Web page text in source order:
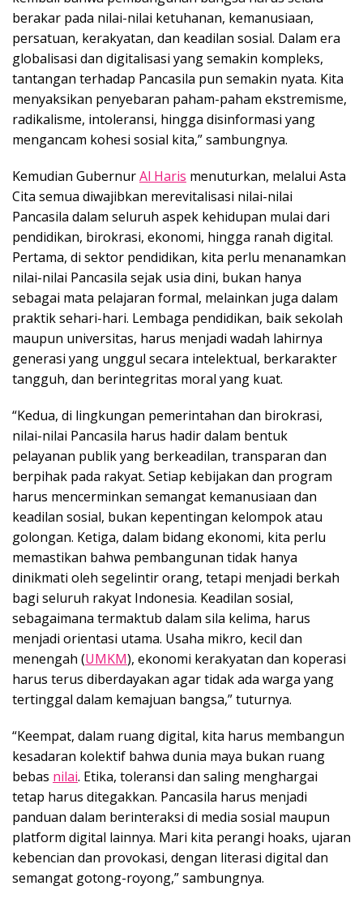
berakar pada nilai-nilai ketuhanan, kemanusiaan,
persatuan, kerakyatan, dan keadilan sosial. Dalam era
globalisasi dan digitalisasi yang semakin kompleks,
tantangan terhadap Pancasila pun semakin nyata. Kita
menyaksikan penyebaran paham-paham ekstremisme,
radikalisme, intoleransi, hingga disinformasi yang
mengancam kohesi sosial kita,” sambungnya.
Kemudian GubernurAl Haris menuturkan, melalui Asta
Cita semua diwajibkan merevitalisasi nilai-nilai
Pancasila dalam seluruh aspek kehidupan mulai dari
pendidikan, birokrasi, ekonomi, hingga ranah digital.
Pertama, di sektor pendidikan, kita perlu menanamkan
nilai-nilai Pancasila sejak usia dini, bukan hanya
sebagai mata pelajaran formal, melainkan juga dalam
praktik sehari-hari. Lembaga pendidikan, baik sekolah
maupun universitas, harus menjadi wadah lahirnya
generasi yang unggul secara intelektual, berkarakter
tangguh, dan berintegritas moral yang kuat.
“Kedua, di lingkungan pemerintahan dan birokrasi,
nilai-nilai Pancasila harus hadir dalam bentuk
pelayanan publik yang berkeadilan, transparan dan
berpihak pada rakyat. Setiap kebijakan dan program
harus mencerminkan semangat kemanusiaan dan
keadilan sosial, bukan kepentingan kelompok atau
golongan. Ketiga, dalam bidang ekonomi, kita perlu
memastikan bahwa pembangunan tidak hanya
dinikmati oleh segelintir orang, tetapi menjadi berkah
bagi seluruh rakyat Indonesia. Keadilan sosial,
sebagaimana termaktub dalam sila kelima, harus
menjadi orientasi utama. Usaha mikro, kecil dan
menengah (UMKM), ekonomi kerakyatan dan koperasi
harus terus diberdayakan agar tidak ada warga yang
tertinggal dalam kemajuan bangsa,” tuturnya.
“Keempat, dalam ruang digital, kita harus membangun
kesadaran kolektif bahwa dunia maya bukan ruang
bebas nilai. Etika, toleransi dan saling menghargai
tetap harus ditegakkan. Pancasila harus menjadi
panduan dalam berinteraksi di media sosial maupun
platform digital lainnya. Mari kita perangi hoaks, ujaran
kebencian dan provokasi, dengan literasi digital dan
semangat gotong-royong,” sambungnya.